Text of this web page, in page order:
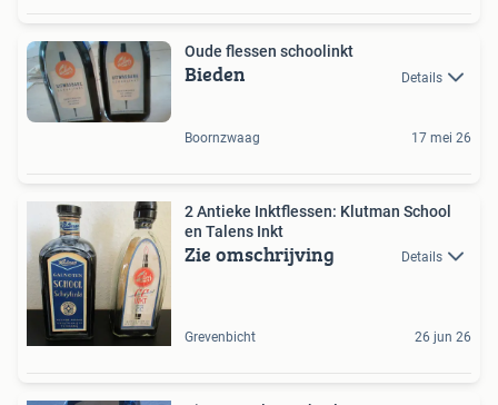
Oude flessen schoolinkt
Bieden Details
Boornzwaag 17 mei 26
2 Antieke Inktflessen: Klutman School
en Talens Inkt
Zie omschrijving Details
Grevenbicht 26 jun 26